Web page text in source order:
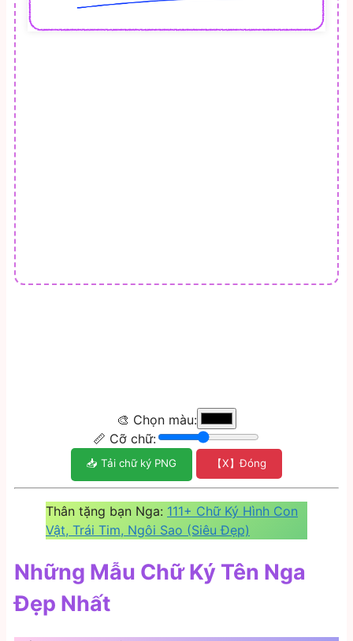
🎨 Chọn màu:
📏 Cỡ chữ:
📥 Tải chữ ký PNG 【X】Đóng
Thân tặng bạn Nga: 111+ Chữ Ký Hình Con
Vật, Trái Tim, Ngôi Sao (Siêu Đẹp)
Những Mẫu Chữ Ký Tên Nga
Đẹp Nhất